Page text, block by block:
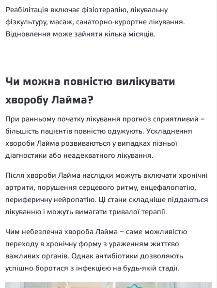
Реабілітація включає фізіотерапію, лікувальну
фізкультуру, масаж, санаторно-курортне лікування.
Відновлення може зайняти кілька місяців.
Чи можна повністю вилікувати
хворобу Лайма?
При ранньому початку лікування прогноз сприятливий –
більшість пацієнтів повністю одужують. Ускладнення
хвороби Лайма розвиваються у випадках пізньої
діагностики або неадекватного лікування.
Після хвороби Лайма наслідки можуть включати хронічні
артрити, порушення серцевого ритму, енцефалопатію,
периферичну нейропатію. Ці стани складніше піддаються
лікуванню і можуть вимагати тривалої терапії.
Чим небезпечна хвороба Лайма – саме можливістю
переходу в хронічну форму з ураженням життєво
важливих органів. Однак антибіотики дозволяють
успішно боротися з інфекцією на будь-якій стадії.